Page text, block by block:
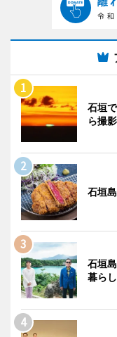
石垣
ら撮影
石垣
石垣
暮ら